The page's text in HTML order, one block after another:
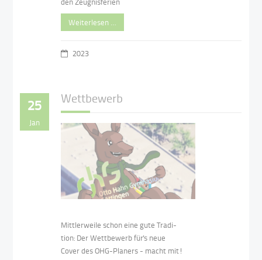
Weiterlesen …
2023
25
Jan
Wettbewerb
Mittlerweile schon eine gute Tradi-
tion: Der Wettbewerb für's neue
Cover des OHG-Planers - macht mit!